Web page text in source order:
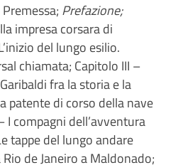
Prefazione;
impresa corsara di
del lungo esilio.
chiamata; Capitolo III –
fra la storia e la
patente di corso della nave
I compagni dell’avventura
tappe del lungo andare
de Janeiro a Maldonado;